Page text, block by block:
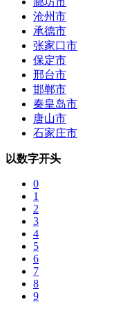
沧州市
承德市
张家口市
保定市
邢台市
邯郸市
秦皇岛市
唐山市
石家庄市
以数字开头
0
1
2
3
4
5
6
7
8
9